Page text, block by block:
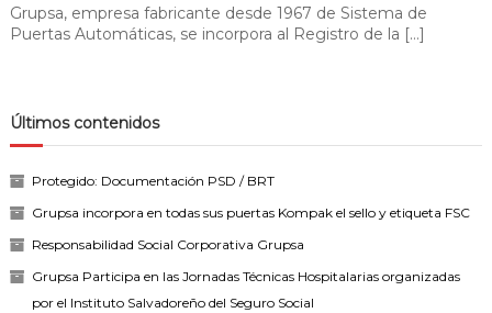
Grupsa, empresa fabricante desde 1967 de Sistema de
Puertas Automáticas, se incorpora al Registro de la […]
Últimos contenidos
Protegido: Documentación PSD / BRT
Grupsa incorpora en todas sus puertas Kompak el sello y etiqueta FSC
Responsabilidad Social Corporativa Grupsa
Grupsa Participa en las Jornadas Técnicas Hospitalarias organizadas
por el Instituto Salvadoreño del Seguro Social